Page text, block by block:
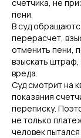
счетчика, не
пени.
В суд
перерасчет,
отменить пени,
взыскать
вреда.
Суд смотрит на
показания
переписку.
не только
человек